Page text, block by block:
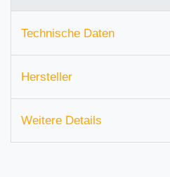
Technische Daten
Hersteller
Weitere Details